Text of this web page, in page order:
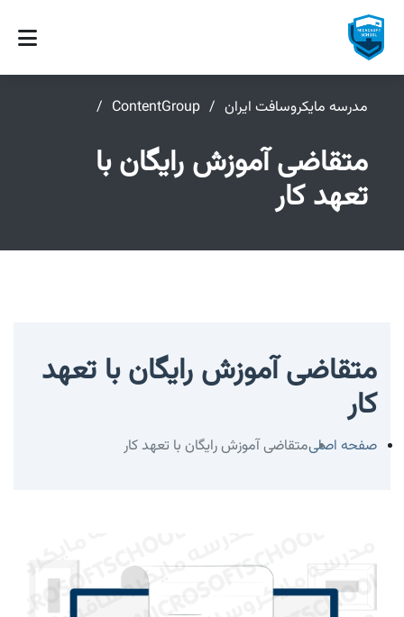
مدرسه مایکروسافت ایران ContentGroup
متقاضی آموزش رایگان با
تعهد کار
متقاضی آموزش رایگان با تعهد
کار
صفحه اصلیمتقاضی آموزش رایگان با تعهد کار